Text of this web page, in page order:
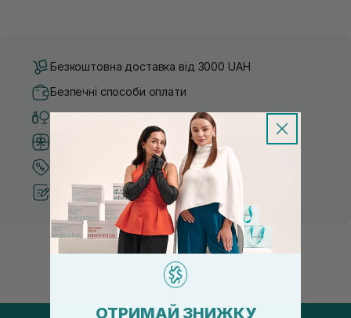
Безкоштовна доставка від 3000 UAH
Безпечні способи оплати
Тільки оригінальна косметика
Система бонусів та лояльності
Кращі ціни та топ товари
Рекомендації від косметологів
ОТРИМАЙ ЗНИЖКУ